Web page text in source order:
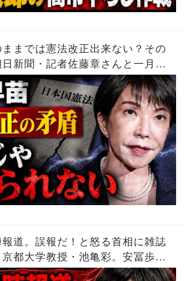
までは憲法改正出来ない？その
新聞・記者佐藤章さんと一月万
道。誤報だ！と怒る首相に雑誌
都大学教授・池亀彩。安冨歩東
一月万冊清水